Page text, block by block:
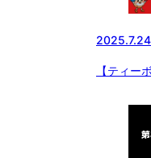
2025.7.24
【ティー
京東親善